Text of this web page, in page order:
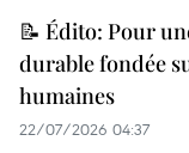
📝 Édito: Pour
durable fondée
humaines
22/07/2026 04:37